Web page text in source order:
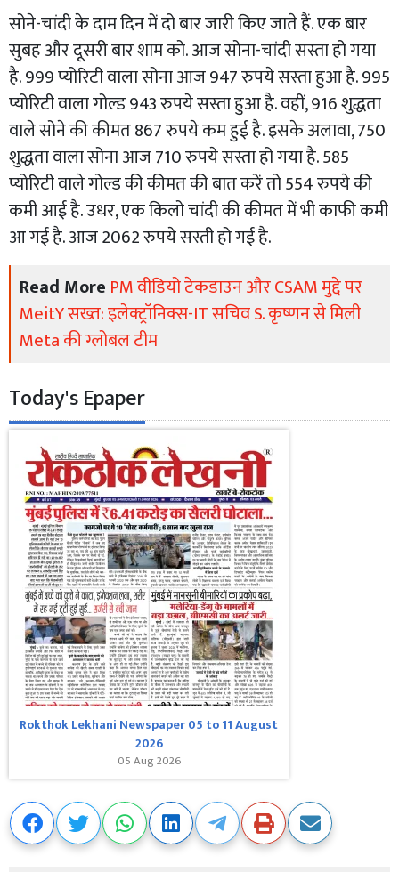
सोने-चांदी के दाम दिन में दो बार जारी किए जाते हैं. एक बार
सुबह और दूसरी बार शाम को. आज सोना-चांदी सस्ता हो गया
है. 999 प्योरिटी वाला सोना आज 947 रुपये सस्ता हुआ है. 995
प्योरिटी वाला गोल्ड 943 रुपये सस्ता हुआ है. वहीं, 916 शुद्धता
वाले सोने की कीमत 867 रुपये कम हुई है. इसके अलावा, 750
शुद्धता वाला सोना आज 710 रुपये सस्ता हो गया है. 585
प्योरिटी वाले गोल्ड की कीमत की बात करें तो 554 रुपये की
कमी आई है. उधर, एक किलो चांदी की कीमत में भी काफी कमी
आ गई है. आज 2062 रुपये सस्ती हो गई है.
Read More PM वीडियो टेकडाउन और CSAM मुद्दे पर
MeitY सख्त: इलेक्ट्रॉनिक्स-IT सचिव S. कृष्णन से मिली
Meta की ग्लोबल टीम
Today's Epaper
Rokthok Lekhani Newspaper 05 to 11 August
2026
05 Aug 2026